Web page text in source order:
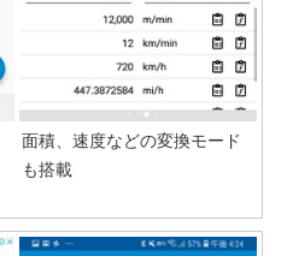
面積、速度などの変換モード
も搭載